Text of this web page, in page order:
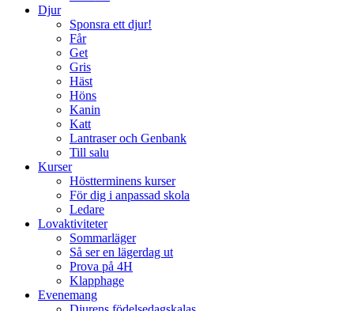
Djur
Sponsra ett djur!
Får
Get
Gris
Häst
Höns
Kanin
Katt
Lantraser och Genbank
Till salu
Kurser
Höstterminens kurser
För dig i anpassad skola
Ledare
Lovaktiviteter
Sommarläger
Så ser en lägerdag ut
Prova på 4H
Klapphage
Evenemang